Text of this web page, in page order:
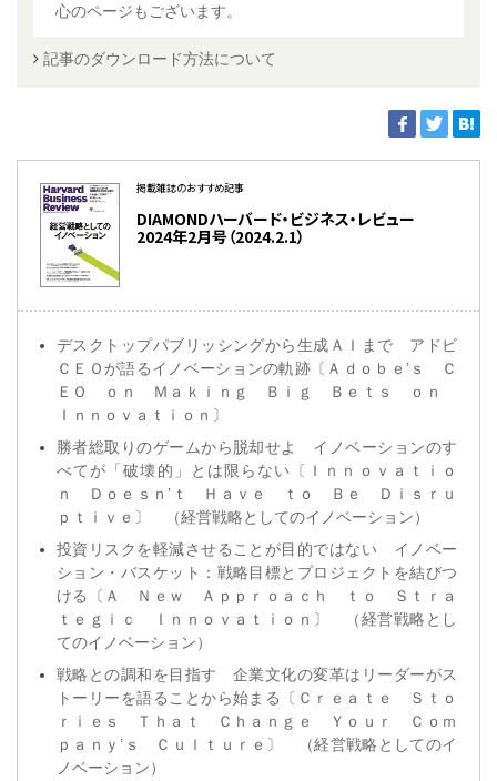
心のページもございます。
記事のダウンロード方法について
掲載雑誌のおすすめ記事
DIAMONDハーバード・ビジネス・レビュー
2024年2月号（2024.2.1）
デスクトップパブリッシングから生成ＡＩまで アドビ
ＣＥＯが語るイノベーションの軌跡〔Ａｄｏｂｅ’ｓ Ｃ
ＥＯ ｏｎ Ｍａｋｉｎｇ Ｂｉｇ Ｂｅｔｓ ｏｎ
Ｉｎｎｏｖａｔｉｏｎ〕
勝者総取りのゲームから脱却せよ イノベーションのす
べてが「破壊的」とは限らない〔Ｉｎｎｏｖａｔｉｏ
ｎ Ｄｏｅｓｎ’ｔ Ｈａｖｅ ｔｏ Ｂｅ Ｄｉｓｒｕ
ｐｔｉｖｅ〕 （経営戦略としてのイノベーション）
投資リスクを軽減させることが目的ではない イノベー
ション・バスケット：戦略目標とプロジェクトを結びつ
ける〔Ａ Ｎｅｗ Ａｐｐｒｏａｃｈ ｔｏ Ｓｔｒａ
ｔｅｇｉｃ Ｉｎｎｏｖａｔｉｏｎ〕 （経営戦略とし
てのイノベーション）
戦略との調和を目指す 企業文化の変革はリーダーがス
トーリーを語ることから始まる〔Ｃｒｅａｔｅ Ｓｔｏ
ｒｉｅｓ Ｔｈａｔ Ｃｈａｎｇｅ Ｙｏｕｒ Ｃｏｍ
ｐａｎｙ’ｓ Ｃｕｌｔｕｒｅ〕 （経営戦略としてのイ
ノベーション）